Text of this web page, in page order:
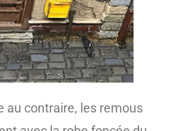
au contraire, les remous